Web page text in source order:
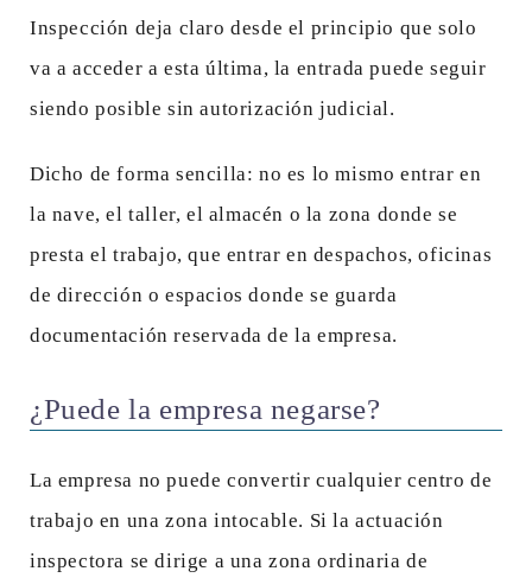
Inspección deja claro desde el principio que solo
va a acceder a esta última, la entrada puede seguir
siendo posible sin autorización judicial.
Dicho de forma sencilla: no es lo mismo entrar en
la nave, el taller, el almacén o la zona donde se
presta el trabajo, que entrar en despachos, oficinas
de dirección o espacios donde se guarda
documentación reservada de la empresa.
¿Puede la empresa negarse?
La empresa no puede convertir cualquier centro de
trabajo en una zona intocable. Si la actuación
inspectora se dirige a una zona ordinaria de